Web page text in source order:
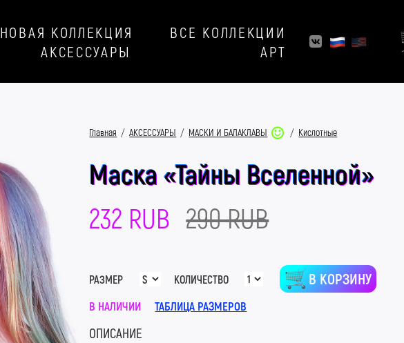
НОВАЯ КОЛЛЕКЦИЯ
ВСЕ КОЛЛЕКЦИИ
АКСЕССУАРЫ АРТ
Главная / АКСЕССУАРЫ / МАСКИ И БАЛАКЛАВЫ / Кислотные
Маска «Тайны Вселенной»
232 RUB 290 RUB
РАЗМЕР КОЛИЧЕСТВО В КОРЗИНУ
В НАЛИЧИИ ТАБЛИЦА РАЗМЕРОВ
ОПИСАНИЕ